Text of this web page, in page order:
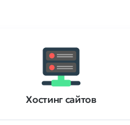
Хостинг сайтов